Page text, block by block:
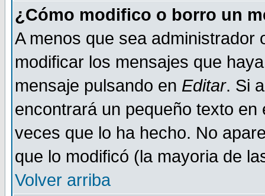
¿Cómo modifico o borro un
A menos que sea administrador
modificar los mensajes que
mensaje pulsando en Editar. Si
encontrará un pequeño texto
veces que lo ha hecho. No
que lo modificó (la mayoria de
Volver arriba